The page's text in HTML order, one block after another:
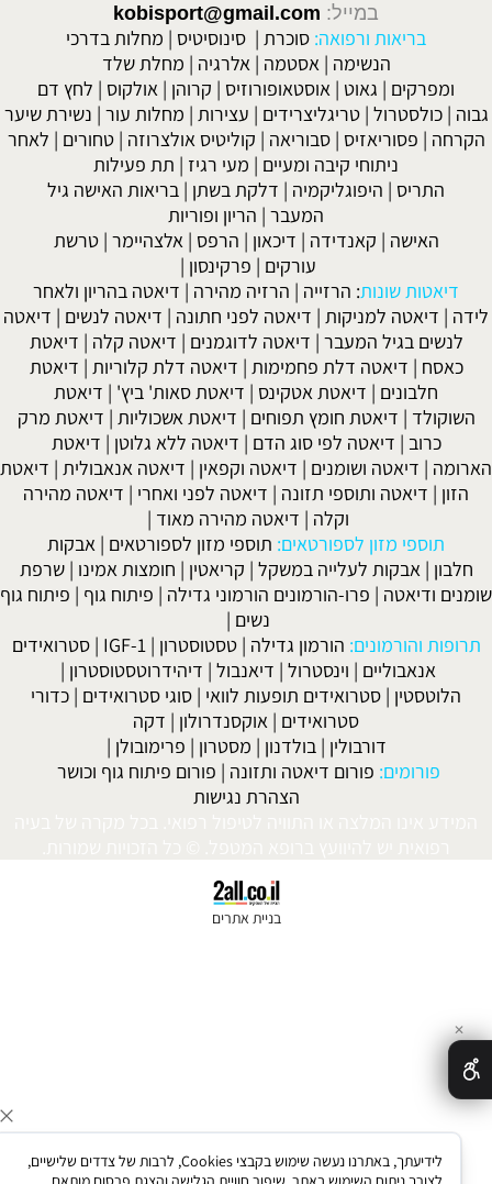
במייל:kobisport@gmail.com
בריאות ורפואה:סוכרת|סינוסיטיס|מחלות בדרכי
הנשימה|אסטמה|אלרגיה|מחלת שלד
|גאוט |אוסטאופורוזיס|קרוהן |אולקוס|לחץ דם
כולסטרול|טריגליצרידים|עצירות|מחלות עור| נשירת שיער
|פסוריאזיס|סבוריאה|קוליטיס אולצרוזה|טחורים|לאחר
ניתוחי קיבה ומעיים| מעי רגיז |תת פעילות
התריס|היפוגליקמיה|דלקת בשתן |בריאות האישה גיל
המעבר|הריון ופוריות
האישה|קאנדידה|דיכאון|הרפס|אלצהיימר|טרשת
עורקים|פרקינסון|
שונות:הרזייה|הרזיה מהירה|דיאטה בהריון ולאחר
|דיאטה למניקות|דיאטה לפני חתונה|דיאטה לנשים|דיאטה
בגיל המעבר|דיאטה לדוגמנים|דיאטה קלה|דיאטת
|דיאטה דלת פחמימות|דיאטה דלת קלוריות|דיאטת
חלבונים|דיאטת אטקינס|דיאטת סאות' ביץ'| דיאטת
|דיאטת חומץ תפוחים|דיאטת אשכוליות|דיאטת מרק
|דיאטה לפי סוג הדם|דיאטה ללא גלוטן |דיאטת
|דיאטה ושומנים|דיאטה וקפאין|דיאטה אנאבולית|דיאטת
דיאטה ותוספי תזונה|דיאטה לפני ואחרי |דיאטה מהירה
|דיאטה מהירה מאוד |
תוספי מזון לספורטאים:תוספי מזון לספורטאים|אבקות
|אבקות לעלייה במשקל|קריאטין|חומצות אמינו |שרפת
ודיאטה|פרו-הורמונים הורמוני גדילה|פיתוח גוף| פיתוח גוף
|
והורמונים:הורמון גדילה|טסטוסטרון|
IGF-1
|סטרואידים
אנאבוליים|וינסטרול|דיאנבול|דיהידרוטסטוסטרון|
|סטרואידים תופעות לוואי |סוגי סטרואידים|כדורי
סטרואידים|אוקסנדרולון|דקה
דורבולין|בולדנון|מסטרון|פרימובולן|
פורומים:פורום דיאטה ותזונה|פורום פיתוח גוף וכושר
הצהרת נגישות
בניית אתרים
לידיעתך, באתרנו נעשה שימוש בקבצי Cookies, לרבות של צדדים שלישיים,